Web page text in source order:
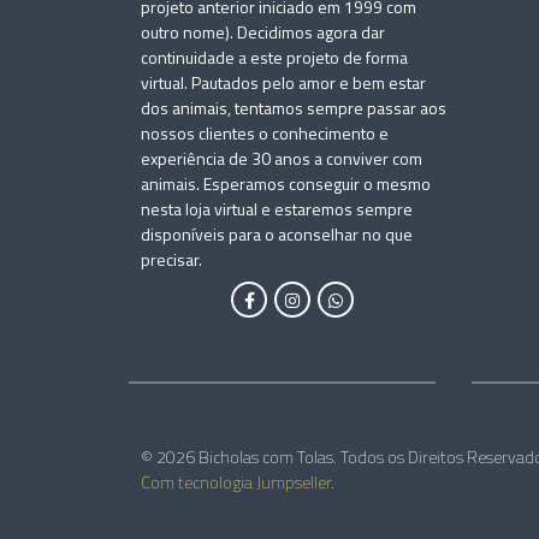
projeto anterior iniciado em 1999 com
outro nome). Decidimos agora dar
continuidade a este projeto de forma
virtual. Pautados pelo amor e bem estar
dos animais, tentamos sempre passar aos
nossos clientes o conhecimento e
experiência de 30 anos a conviver com
animais. Esperamos conseguir o mesmo
nesta loja virtual e estaremos sempre
disponíveis para o aconselhar no que
precisar.
© 2026 Bicholas com Tolas. Todos os Direitos
Com tecnologia Jumpseller.